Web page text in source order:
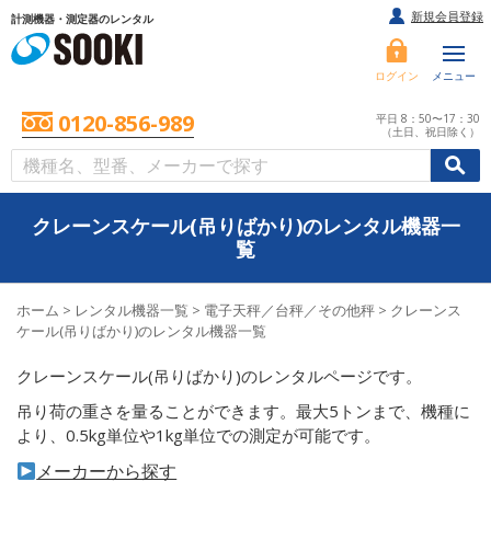
計測機器・測定器のレンタル
ログイン メニュー
0120-856-989
平日 8：50〜17：30
（土日、祝日除く）
//
新規会員登録
クレーンスケール(吊りばかり)のレンタル機器一
覧
ホーム > レンタル機器一覧 > 電子天秤／台秤／その他秤 > クレーンス
ケール(吊りばかり)のレンタル機器一覧
クレーンスケール(吊りばかり)のレンタルページです。
吊り荷の重さを量ることができます。最大5トンまで、機種に
より、0.5kg単位や1kg単位での測定が可能です。
メーカーから探す